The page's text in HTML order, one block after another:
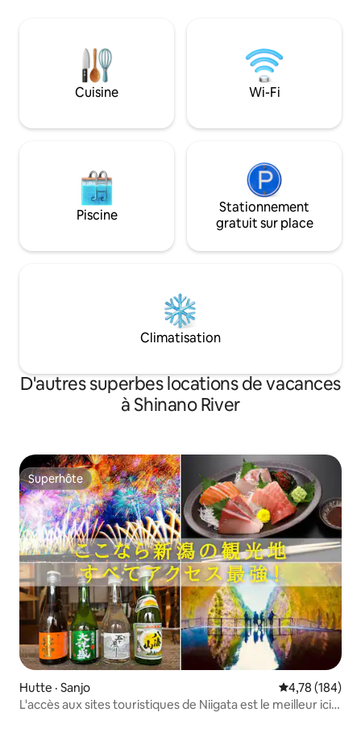
un espace où vous pouvez entendre le
bruit de l'eau. ○ Chambres et
installations Il y a 2 chambres de style
japonais et 1 chambre de style
jeux de société et du tennis de table que
amuser à l'intérieur même les jours de
pluie. Une connexion Wi-Fi est disponible
gratuitement. - Une cuisine
entièrement équipée avec des
divers assaisonnements -
dentifrices, etc. Divers jeux de société
l'utilisation du barbecue] Le barbecue
doit être réservé à l'avance (moyennant
Veuillez nous faire savoir à l'avance par
message si vous souhaitez l'utiliser. ・ La
location de foyers extérieurs est
dispositions de la Loi sur la prévention et
la lutte contre l'incendie, il est
strictement interdit d'apporter du
matériel de lutte contre l'incendie tel
que des réchauds portatifs et des
barbecues.Veuillez cuisiner uniquement
à l'intérieur, dans la cuisine.
pouvez profiter
avec l'impression
privée. ◆ Système de tarification
(maximum 8
partir de 40 000
11 000 yens par
prix affiché
prix varient
Terrasse en bois
spectaculaire :
luxueux sur la
locaux. L'espace spacieux est élégant
mais pas
souvenirs
amis. Profitez d'un merveilleux moment
au son apaisant
Cuisine Wi-Fi
Piscine
Stationnement
gratuit sur place
Climatisation
D'autres superbes locations de vacances
à Shinano River
Superhôte
Superhôte
Hutte · Sanjo Note
4,78 (184)
L'accès aux sites touristiques de Niigata est le meilleur ici!